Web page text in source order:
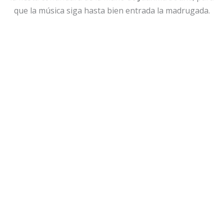
que la música siga hasta bien entrada la madrugada.